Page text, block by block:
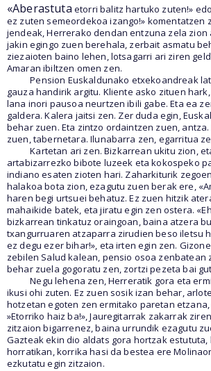
«Aberastuta etorri balitz hartuko zuten!»
ez zuten semeordekoa izango!» komentatzen
jendeak, Herrerako dendan entzuna zela zion
jakin egingo zuen berehala, zerbait asmatu
ziezaioten baino lehen, lotsagarri ari ziren
Amaran ibiltzen omen zen.
Pension Euskaldunako etxekoandreak
gauza handirik argitu. Kliente asko zituen
lana inori pausoa neurtzen ibili gabe. Eta ea
galdera. Kalera jaitsi zen. Zer duda egin,
behar zuen. Eta zintzo ordaintzen zuen,
zuen, tabernetara. Ilunabarra zen, egarritua
Kartetan ari zen. Bizkarrean ukitu zion,
artabizarrezko bibote luzeek eta kokospeko
indiano esaten zioten hari. Zaharkiturik
halakoa bota zion, ezagutu zuen berak ere,
haren begi urtsuei behatuz. Ez zuen hitzik
mahaikide batek, eta jiratu egin zen ostera.
bizkarrean tinkatuz oraingoan, baina atzera
txangurruaren atzaparra zirudien beso iletsu
ez degu ezer bihar!», eta irten egin zen.
zebilen Salud kalean, pensio osoa zenbatean
behar zuela gogoratu zen, zortzi pezeta bai
Negu lehena zen, Herreratik gora eta
ikusi ohi zuten. Ez zuen sosik izan behar,
hotzetan egoten zen ermitako paretan
»Etorriko haiz ba!», Jauregitarrak zakarrak
zitzaion bigarrenez, baina urrundik ezagutu
Gazteak ekin dio aldats gora hortzak
horratikan, korrika hasi da bestea ere
ezkutatu egin zitzaion.